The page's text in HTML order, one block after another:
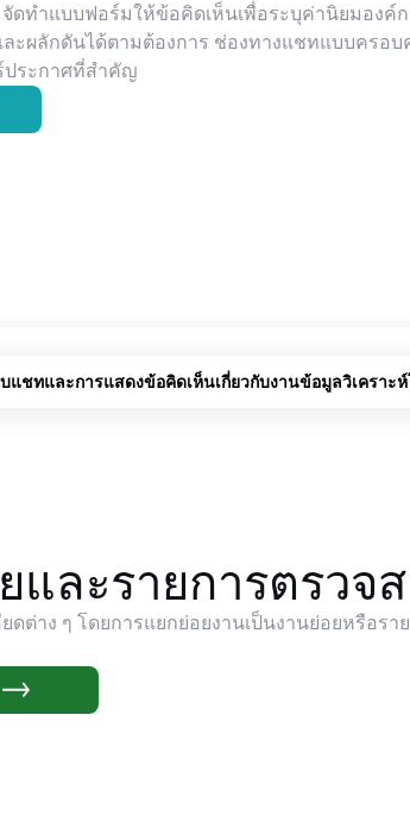
ดทำแบบฟอร์มให้ข้อคิดเห็นเพื่อระบุค่านิยมองค์
ะผลักดันได้ตามต้องการ ช่องทางแชทแบบครอ
ประกาศที่สำคัญ
แชทและการแสดงข้อคิดเห็นเกี่ยวกับงานข้อมูลวิเคราะ
และรายการตรวจ
ดต่าง ๆ โดยการแยกย่อยงานเป็นงานย่อยหรือรา